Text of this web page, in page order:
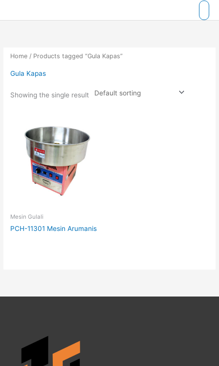
Home / Products tagged “Gula Kapas”
Gula Kapas
Showing the single result
Mesin Gulali
PCH-11301 Mesin Arumanis